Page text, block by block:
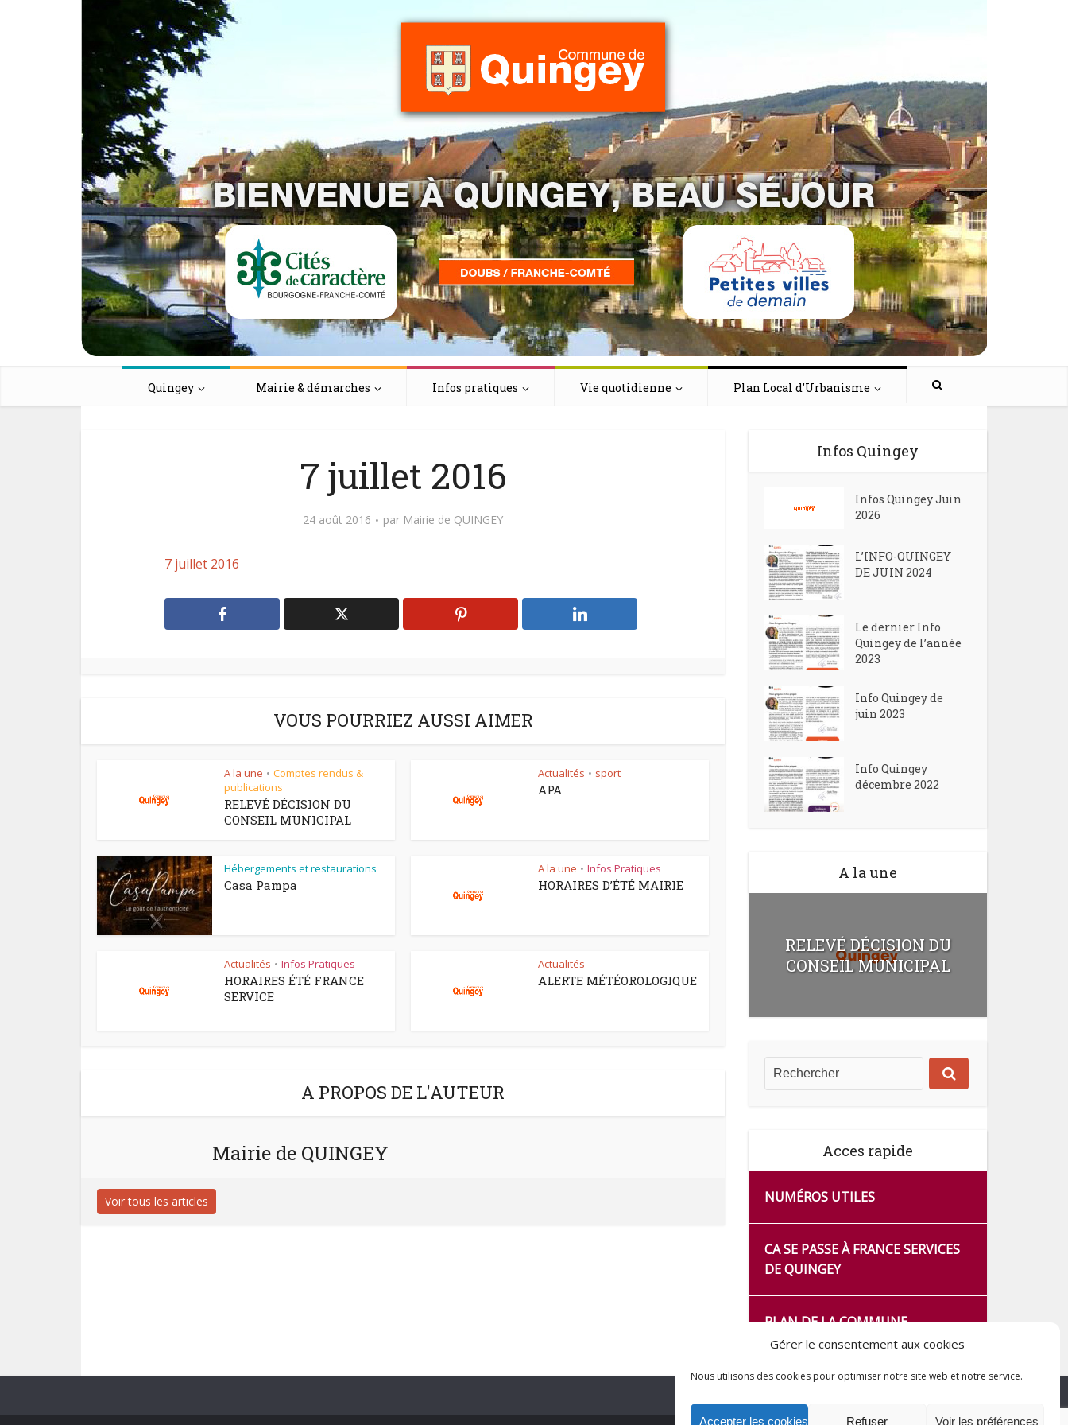
Gérer le consentement aux cookies
Nous utilisons des cookies pour optimiser notre site web et notre service.
Accepter les cookies Refuser Voir les préférences
Quingey Mairie & démarches Infos pratiques Vie quotidienne Plan Local d’Urbanisme
7 juillet 2016
24 août 2016 par Mairie de QUINGEY
7 juillet 2016
VOUS POURRIEZ AUSSI AIMER
A la une • Comptes rendus &
publications
RELEVÉ DÉCISION DU
CONSEIL MUNICIPAL
Actualités • sport
APA
Hébergements et restaurations
Casa Pampa
A la une • Infos Pratiques
HORAIRES D’ÉTÉ MAIRIE
Actualités • Infos Pratiques
HORAIRES ÉTÉ FRANCE
SERVICE
Actualités
ALERTE MÉTÉOROLOGIQUE
A PROPOS DE L'AUTEUR
Mairie de QUINGEY
Voir tous les articles
Infos Quingey
Infos Quingey Juin
2026
L’INFO-QUINGEY
DE JUIN 2024
Le dernier Info
Quingey de l’année
2023
Info Quingey de
juin 2023
Info Quingey
décembre 2022
A la une
RELEVÉ DÉCISION DU
CONSEIL MUNICIPAL
Acces rapide
NUMÉROS UTILES
CA SE PASSE À FRANCE SERVICES
DE QUINGEY
PLAN DE LA COMMUNE